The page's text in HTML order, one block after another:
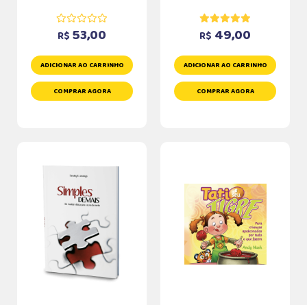
R$ 53,00
ADICIONAR AO CARRINHO
COMPRAR AGORA
R$ 49,00
ADICIONAR AO CARRINHO
COMPRAR AGORA